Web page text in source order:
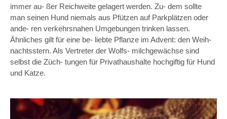
immer au‐ ßer Reichweite gelagert werden. Zu‐ dem sollte
man seinen Hund niemals aus Pfützen auf Parkplätzen oder
ande‐ ren verkehrsnahen Umgebungen trinken lassen.
Ähnliches gilt für eine be‐ liebte Pflanze im Advent: den Weih‐
nachtsstern. Als Vertreter der Wolfs‐ milchgewächse sind
selbst die Züch‐ tungen für Privathaushalte hochgiftig für Hund
und Katze.